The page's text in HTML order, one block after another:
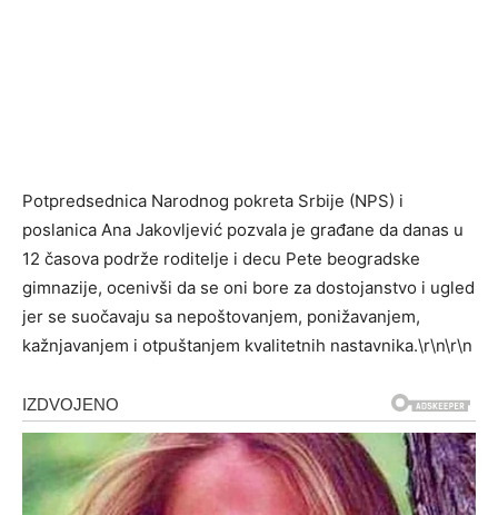
Potpredsednica Narodnog pokreta Srbije (NPS) i
poslanica Ana Jakovljević pozvala je građane da danas u
12 časova podrže roditelje i decu Pete beogradske
gimnazije, ocenivši da se oni bore za dostojanstvo i ugled
jer se suočavaju sa nepoštovanjem, ponižavanjem,
kažnjavanjem i otpuštanjem kvalitetnih nastavnika.\r\n\r\n